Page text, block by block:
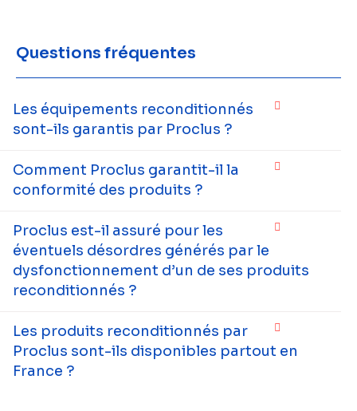
Questions fréquentes
Les équipements reconditionnés
sont-ils garantis par Proclus ?
Comment Proclus garantit-il la
conformité des produits ?
Proclus est-il assuré pour les
éventuels désordres générés par le
dysfonctionnement d’un de ses produits
reconditionnés ?
Les produits reconditionnés par
Proclus sont-ils disponibles partout en
France ?